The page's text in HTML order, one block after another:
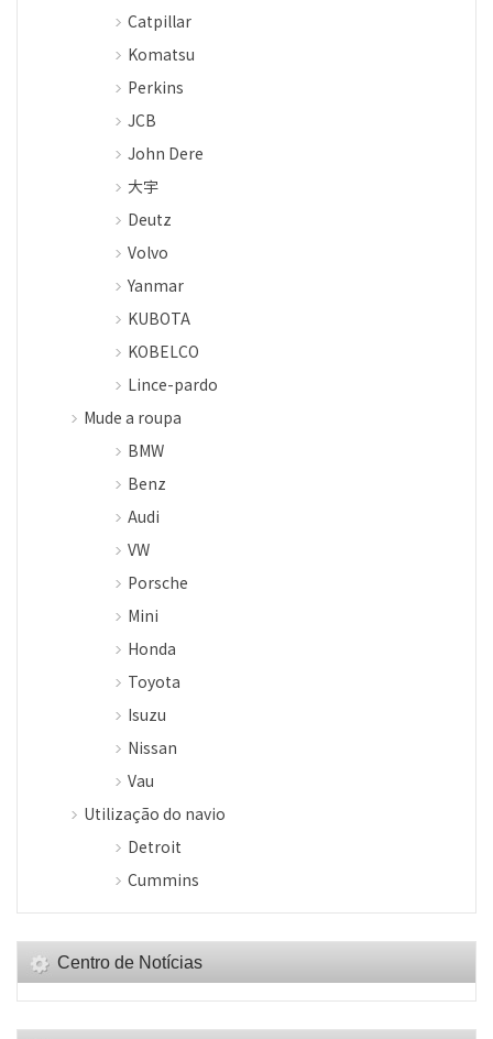
Catpillar
Komatsu
Perkins
JCB
John Dere
大宇
Deutz
Volvo
Yanmar
KUBOTA
KOBELCO
Lince-pardo
Mude a roupa
BMW
Benz
Audi
VW
Porsche
Mini
Honda
Toyota
Isuzu
Nissan
Vau
Utilização do navio
Detroit
Cummins
Centro de Notícias